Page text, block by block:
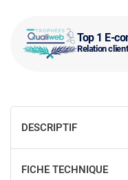
Top 1 E-
Relation
DESCRIPTIF
FICHE TECHNIQUE